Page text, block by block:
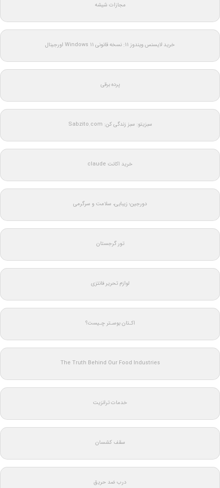
مجازات شیشه
خرید لایسنس ویندوز 11: نسخه قانونی Windows 11 اورجینال
پرده برقی
سبزیتو: سبز زندگی کن: Sabzito.com
خرید اکانت claude
دورجین؛ زیبایی، سلامت و سرگرمی
تور گرجستان
لوازم تحریر فانتزی
اکـتان بوسـتر چـیست؟
The Truth Behind Our Food Industries
خدمات ترانزیت
سقف کشسان
درب ضد حریق